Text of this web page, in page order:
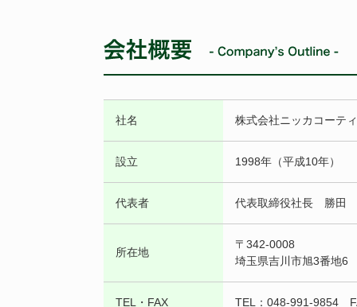
社名 株式会社ニッカコーテ
設立 1998年（平成10年）
代表者 代表取締役社長 勝田
所在地
〒342-0008
埼玉県吉川市旭3番地6
TEL・FAX TEL：048-991-9854